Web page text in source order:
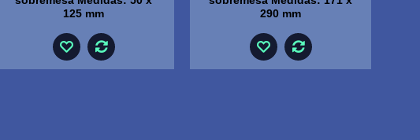
125 mm
290 mm